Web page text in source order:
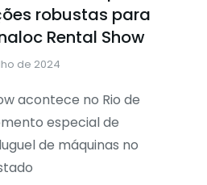
robustas para
Rental Show
de 2024
acontece no Rio de
especial de
de máquinas no